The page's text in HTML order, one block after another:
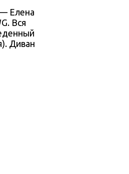
Елена
Вся
Диван